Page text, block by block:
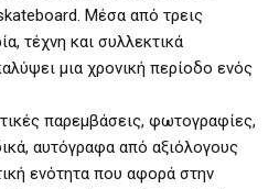
Μέσα από τρεις
τέχνη και συλλεκτικά
μια χρονική περίοδο ενός
παρεμβάσεις, φωτογραφίες,
αυτόγραφα από αξιόλογους
ενότητα που αφορά στην